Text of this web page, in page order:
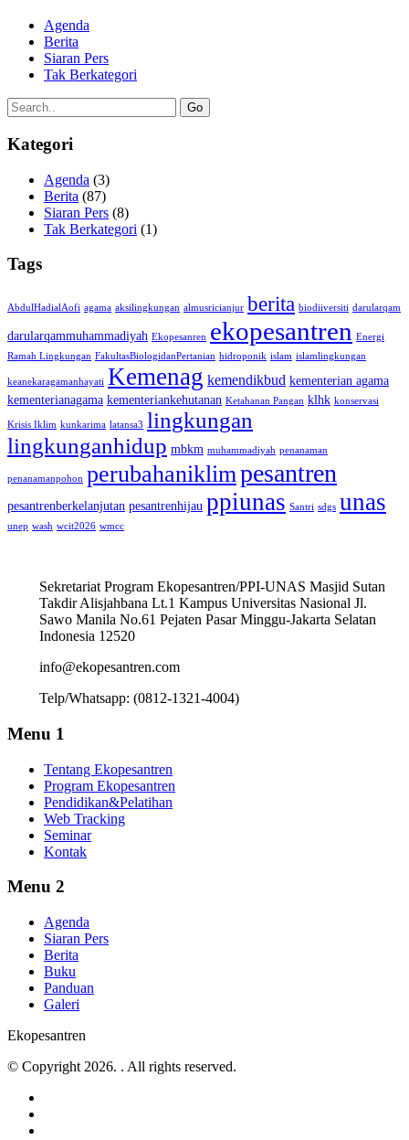
Agenda
Berita
Siaran Pers
Tak Berkategori
Go
Kategori
Agenda (3)
Berita (87)
Siaran Pers (8)
Tak Berkategori (1)
Tags
AbdulHadialAofi agama aksilingkungan almusricianjur berita biodiiversiti darularqam
darularqammuhammadiyah Ekopesanren ekopesantren Energi
Ramah Lingkungan FakultasBiologidanPertanian hidroponik islam islamlingkungan
keanekaragamanhayati Kemenag kemendikbud kementerian agama
kementerianagama kementeriankehutanan Ketahanan Pangan klhk konservasi
Krisis Iklim kunkarima latansa3 lingkungan
lingkunganhidup mbkm muhammadiyah penanaman
penanamanpohon perubahaniklimpesantren
pesantrenberkelanjutan pesantrenhijau ppiunas Santri sdgs unas
unep wash wcit2026 wmcc
Sekretariat Program Ekopesantren/PPI-UNAS Masjid Sutan
Takdir Alisjahbana Lt.1 Kampus Universitas Nasional Jl.
Sawo Manila No.61 Pejaten Pasar Minggu-Jakarta Selatan
Indonesia 12520
info@ekopesantren.com
Telp/Whatsapp: (0812-1321-4004)
Menu 1
Tentang Ekopesantren
Program Ekopesantren
Pendidikan&Pelatihan
Web Tracking
Seminar
Kontak
Menu 2
Agenda
Siaran Pers
Berita
Buku
Panduan
Galeri
Ekopesantren
© Copyright 2026. . All rights reserved.